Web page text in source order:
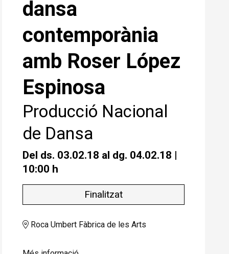
dansa
contemporània
amb Roser López
Espinosa
Producció Nacional
de Dansa
Del ds. 03.02.18 al dg. 04.02.18 |
10:00 h
Finalitzat
Roca Umbert Fàbrica de les Arts